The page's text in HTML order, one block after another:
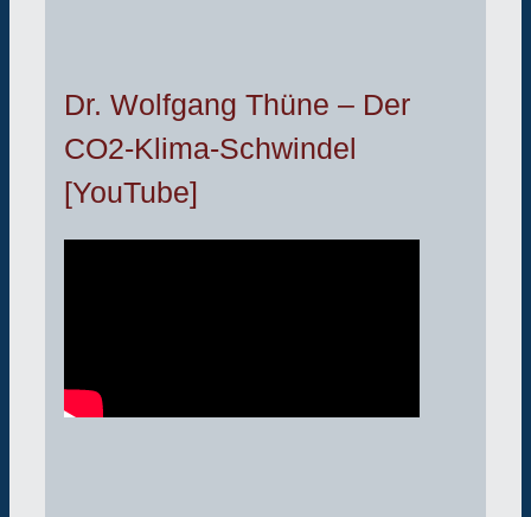
Dr. Wolfgang Thüne – Der
CO2-Klima-Schwindel
[YouTube]